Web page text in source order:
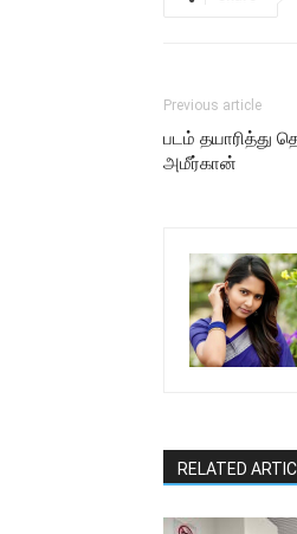
Previous article
படம் தயாரித்து
அமீர்கான்
RELATED